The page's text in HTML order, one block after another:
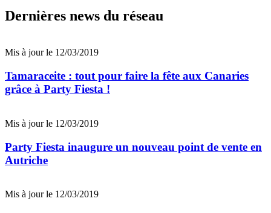
Dernières news du réseau
Mis à jour le 12/03/2019
Tamaraceite : tout pour faire la fête aux Canaries
grâce à Party Fiesta !
Mis à jour le 12/03/2019
Party Fiesta inaugure un nouveau point de vente en
Autriche
Mis à jour le 12/03/2019